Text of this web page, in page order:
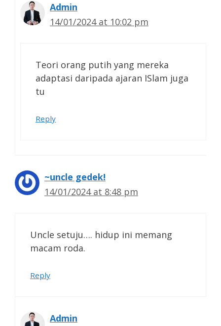
Admin
14/01/2024 at 10:02 pm
Teori orang putih yang mereka
adaptasi daripada ajaran ISlam juga
tu
Reply
~uncle gedek!
14/01/2024 at 8:48 pm
Uncle setuju…. hidup ini memang
macam roda.
Reply
Admin